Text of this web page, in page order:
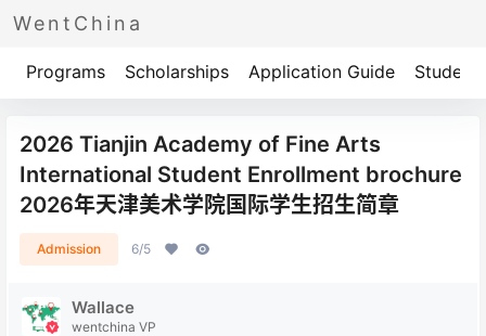
WentChina
Programs Scholarships Application Guide Student
2026 Tianjin Academy of Fine Arts
International Student Enrollment brochure
2026年天津美术学院国际学生招生简章
Admission 6/5
Wallace
wentchina VP